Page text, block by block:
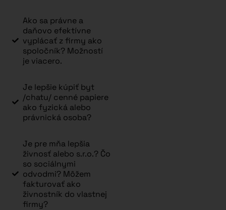
Ako sa právne a
daňovo efektívne
vyplácať z firmy ako
spoločník? Možností
je viacero.
Je lepšie kúpiť byt
/chatu/ cenné papiere
ako fyzická alebo
právnická osoba?
Je pre mňa lepšia
živnosť alebo s.r.o.? Čo
so sociálnymi
odvodmi? Môžem
fakturovať ako
živnostník do vlastnej
firmy?